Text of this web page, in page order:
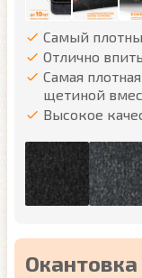
Самый
Отлично
Самая
щетиной
Высокое